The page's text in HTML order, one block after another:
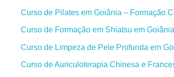
Curso de Pilates em Goiânia – Formação
Curso de Formação em Shiatsu em Goiânia
Curso de Limpeza de Pele Profunda em
Curso de Auriculoterapia Chinesa e